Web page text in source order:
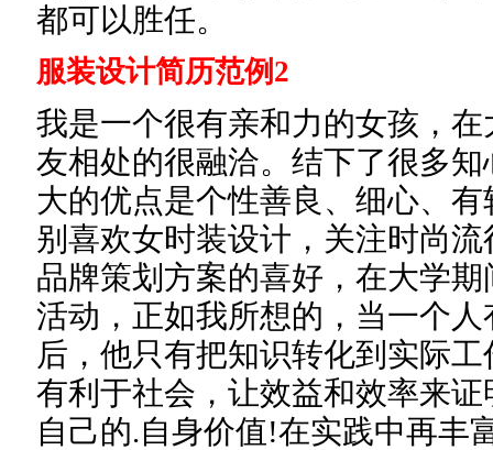
都可以胜任。
服装设计简历范例2
我是一个很有亲和力的女孩，
友相处的很融洽。结下了很多
大的优点是个性善良、细心、
别喜欢女时装设计，关注时尚
品牌策划方案的喜好，在大学
活动，正如我所想的，当一个
后，他只有把知识转化到实际
有利于社会，让效益和效率来
自己的.自身价值!在实践中再丰